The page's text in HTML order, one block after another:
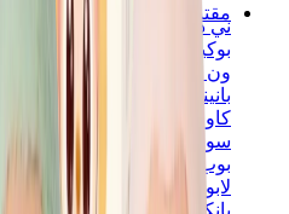
مقتنيات
ني دوه
بوكيمون
ون بيس
بانيني
كاوز
سوني انجل
بوب مارت
لابوبو
بانكسي